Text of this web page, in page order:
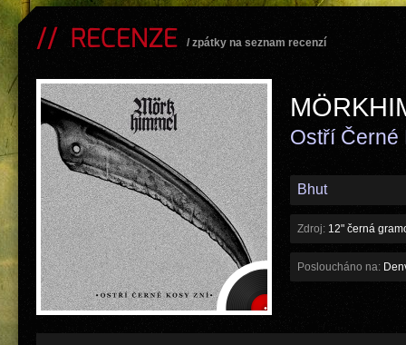
RECENZE / zpátky na seznam recenzí
Ostří Černé
Bhut
Zdroj: 12" černá
Posloucháno na: